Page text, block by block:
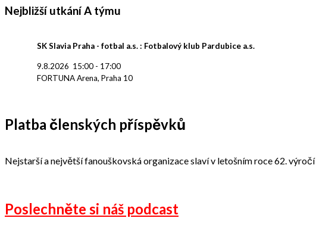
Nejbližší utkání A týmu
SK Slavia Praha - fotbal a.s. : Fotbalový klub Pardubice a.s.
9.8.2026 15:00 - 17:00
FORTUNA Arena, Praha 10
Platba členských příspěvků
Nejstarší a největší fanouškovská organizace slaví v letošním roce 62.
Poslechněte si náš podcast